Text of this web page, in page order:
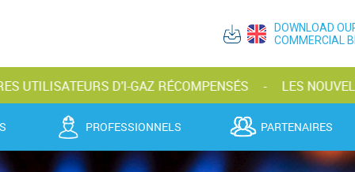
DOWNLOAD
COMMERCIAL
D’I-GAZ RÉCOMPENSÉS LES NOUVELLES
PROFESSIONNELS PARTENAIRES